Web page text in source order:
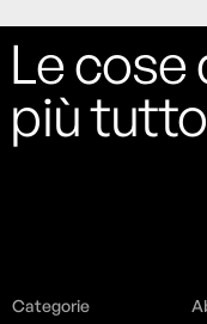
Le cose
più
Categorie